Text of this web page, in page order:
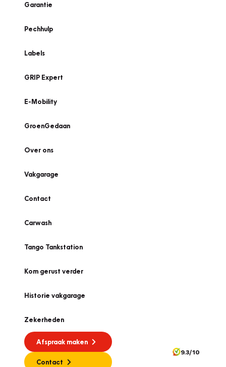
Garantie
Pechhulp
Labels
GRIP Expert
E-Mobility
GroenGedaan
Over ons
Vakgarage
Contact
Carwash
Tango Tankstation
Kom gerust verder
Historie vakgarage
Zekerheden
Afspraak maken
Contact
9.3/10